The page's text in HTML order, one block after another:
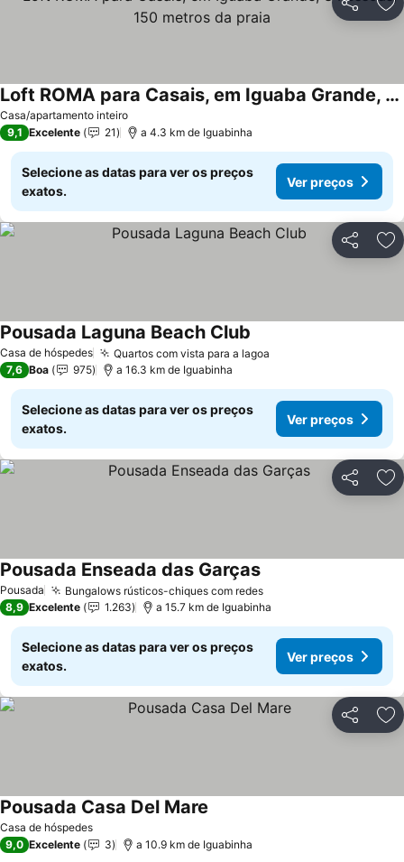
Partilhar
Casa/apartamento inteiro
Loft ROMA para Casais, em Iguaba Grande, 3 Pessoas, 150 metros da praia
9,1 Excelente 21 a 4.3 km de Iguabinha
Selecione as datas para ver os preços
exatos.
Ver preços
Partilhar
Casa de hóspedes Quartos com vista para a lagoa
Pousada Laguna Beach Club
7,6 Boa 975 a 16.3 km de Iguabinha
Selecione as datas para ver os preços
exatos.
Ver preços
Partilhar
Pousada Bungalows rústicos-chiques com redes
Pousada Enseada das Garças
8,9 Excelente 1.263 a 15.7 km de Iguabinha
Selecione as datas para ver os preços
exatos.
Ver preços
Partilhar
Casa de hóspedes
Pousada Casa Del Mare
9,0 Excelente 3 a 10.9 km de Iguabinha